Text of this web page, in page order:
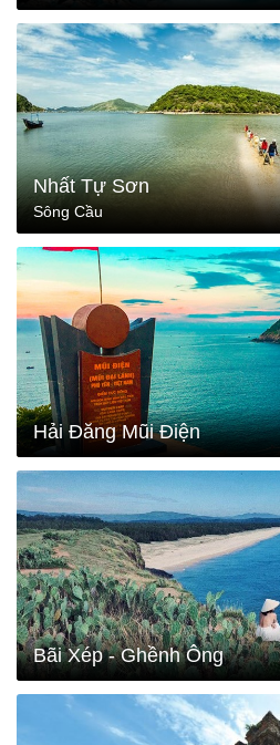
Nhất Tự Sơn
Sông Cầu
Hải Đăng Mũi Điện
Bãi Xép - Ghềnh Ông